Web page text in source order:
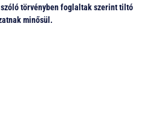
törvényben foglaltak szerint tiltó
minősül.